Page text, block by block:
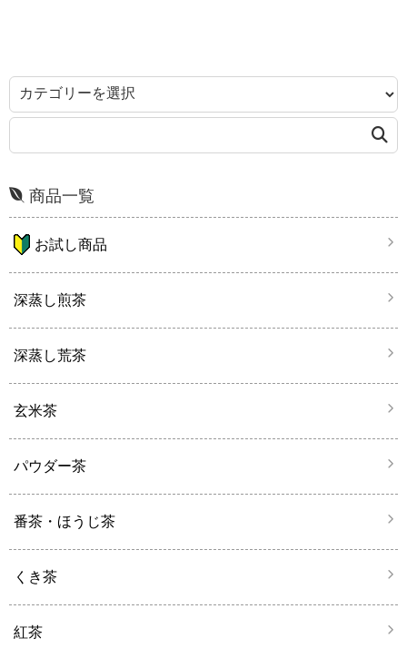
商品一覧
お試し商品
深蒸し煎茶
深蒸し荒茶
玄米茶
パウダー茶
番茶・ほうじ茶
くき茶
紅茶